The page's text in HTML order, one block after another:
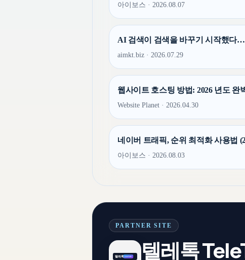
아이보스 · 2026.08.07
AI 검색이 검색을 바꾸기 시작했다…
aimkt.biz · 2026.07.29
웹사이트 호스팅 방법: 2026 년도 완
Website Planet · 2026.04.30
네이버 트래픽, 순위 최적화 사용법
아이보스 · 2026.08.03
PARTNER SITE
텔레톡